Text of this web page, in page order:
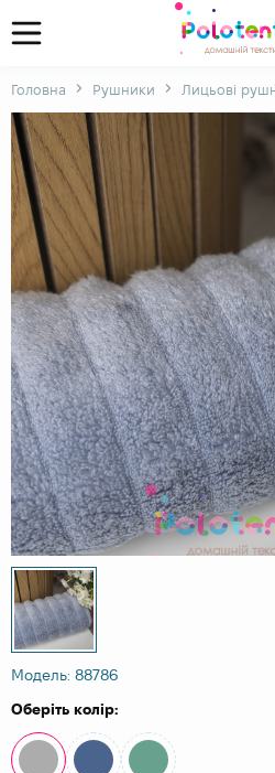
Головна Рушники Лицьові
Модель: 88786
Оберіть колір: